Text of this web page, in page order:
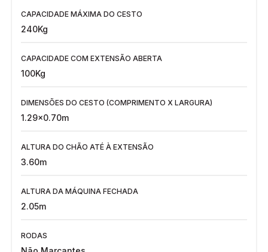
CAPACIDADE MÁXIMA DO CESTO
240Kg
CAPACIDADE COM EXTENSÃO ABERTA
100Kg
DIMENSÕES DO CESTO (COMPRIMENTO X LARGURA)
1.29x0.70m
ALTURA DO CHÃO ATÉ À EXTENSÃO
3.60m
ALTURA DA MÁQUINA FECHADA
2.05m
RODAS